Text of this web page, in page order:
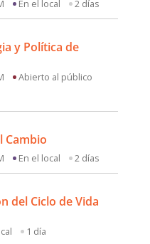
En el local 2 días
y Política de
Abierto al público
Cambio
En el local 2 días
del Ciclo de Vida
1 día